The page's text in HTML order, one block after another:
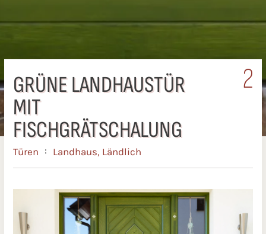
GRÜNE LANDHAUSTÜR
MIT
FISCHGRÄTSCHALUNG
2
Türen : Landhaus, Ländlich